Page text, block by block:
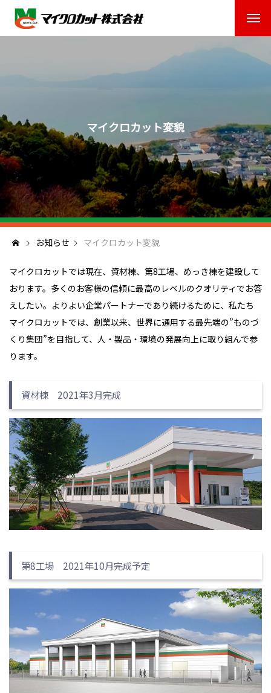
マイクロカット変貌
お知らせ マイクロカット変貌
マイクロカットでは現在、資材棟、第8工場、めっき棟を建設して
おります。多くのお客様の信頼に最高のレベルのクオリティでお答
えしたい。よりよい企業パートナーであり続けるために、私たち
マイクロカットでは、創業以来、世界に通用する最先端の”ものづ
くり集団”を目指して、人・製品・環境の発展向上に取り組んで参
ります。
資材棟 2021年3月完成
第8工場 2021年10月完成予定